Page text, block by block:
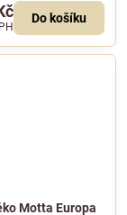
Do košíku
Motta Europa